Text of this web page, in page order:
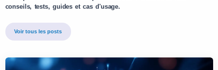
conseils, tests, guides et cas d'usage.
Voir tous les posts